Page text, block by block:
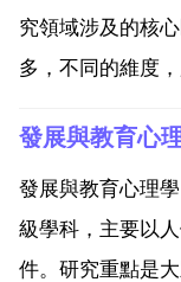
究領域涉及的核
多，不同的維度
是 1 普通心理學
心理學，教育心
的分支...
發展與教育心
發展與教育心理
級學科，主要以
件。研究重點是